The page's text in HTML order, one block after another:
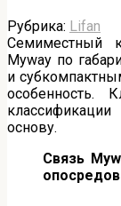
Рубрика: Lifan
Семиместный
Myway по
и
особенность.
основу.
Связь